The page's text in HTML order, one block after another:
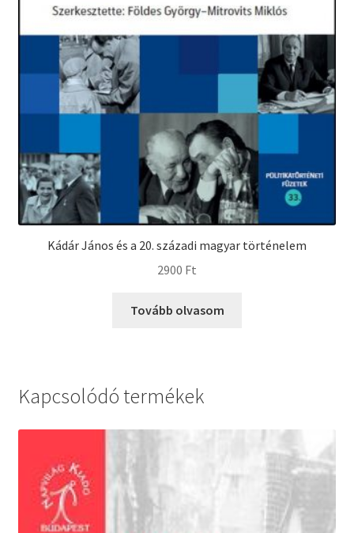
Kádár János és a 20. századi magyar történelem
2900 Ft
Tovább olvasom
Kapcsolódó termékek